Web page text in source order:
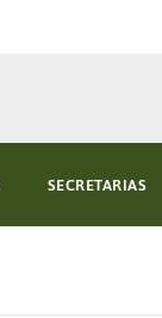
SECRETARIAS